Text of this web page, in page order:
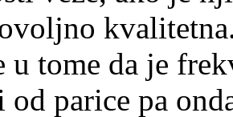
u tome da je
od parice pa